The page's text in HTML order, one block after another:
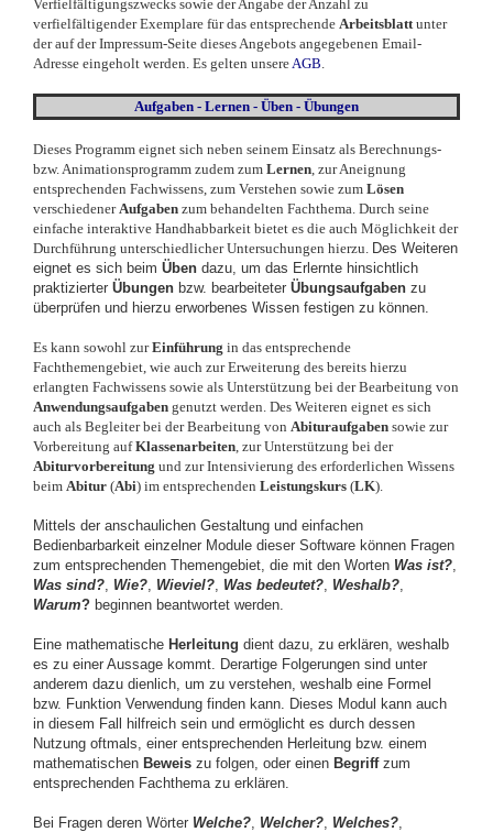
Verfielfältigungszwecks sowie der Angabe der Anzahl zu
verfielfältigender Exemplare für das entsprechende Arbeitsblatt unter
der auf der Impressum-Seite dieses Angebots angegebenen Email-
Adresse eingeholt werden. Es gelten unsere AGB
Aufgaben - Lernen - Üben - Übungen
Dieses Programm eignet sich neben seinem Einsatz als Berechnungs-
bzw. Animationsprogramm zudem zum Lernen , zur Aneignung
entsprechenden Fachwissens, zum Verstehen sowie zum Lösen
verschiedener Aufgaben zum behandelten Fachthema. Durch seine
einfache interaktive Handhabbarkeit bietet es die auch Möglichkeit der
Durchführung unterschiedlicher Untersuchungen hierzu. Des Weiteren
eignet es sich beim Üben dazu, um das Erlernte hinsichtlich
praktizierter Übungen bzw. bearbeiteter Übungsaufgaben zu
überprüfen und hierzu erworbenes Wissen festigen zu können.
Es kann sowohl zurEinführung in das entsprechende
Fachthemengebiet, wie auch zur Erweiterung des bereits hierzu
erlangten Fachwissens sowie als Unterstützung bei der Bearbeitung von
Anwendungsaufgaben genutzt werden. Des Weiteren eignet es sich
auch als Begleiter bei der Bearbeitung von Abituraufgaben sowie zur
Vorbereitung aufKlassenarbeiten , zur Unterstützung bei der
Abiturvorbereitung und zur Intensivierung des erforderlichen Wissens
beim Abitur (Abi) im entsprechenden Leistungskurs (LK).
Mittels der anschaulichen Gestaltung und einfachen
Bedienbarbarkeit einzelner Module dieser Software können Fragen
zum entsprechenden Themengebiet, die mit den Worten Was ist?
Was sind? Wie? Wieviel? Was bedeutet? Weshalb?
Warum? beginnen beantwortet werden.
Eine mathematische Herleitung dient dazu, zu erklären, weshalb
es zu einer Aussage kommt. Derartige Folgerungen sind unter
anderem dazu dienlich, um zu verstehen, weshalb eine Formel
bzw. Funktion Verwendung finden kann. Dieses Modul kann auch
in diesem Fall hilfreich sein und ermöglicht es durch dessen
Nutzung oftmals, einer entsprechenden Herleitung bzw. einem
mathematischen Beweis zu folgen, oder einen Begriff zum
entsprechenden Fachthema zu erklären.
Bei Fragen deren Wörter Welche? Welcher? Welches?